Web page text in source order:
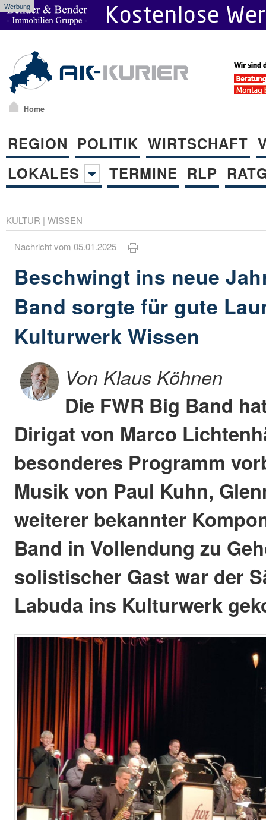
Werbung
Home
REGION POLITIK WIRTSCHAFT
LOKALES
TERMINE RLP
KULTUR | WISSEN
Nachricht vom 05.01.2025
Beschwingt ins neue
Band sorgte für gute
Kulturwerk Wissen
Von Klaus Köhnen
Die FWR Big Band
Dirigat von Marco
besonderes Programm
Musik von Paul Kuhn,
weiterer bekannter
Band in Vollendung zu
solistischer Gast war der
Labuda ins Kulturwerk